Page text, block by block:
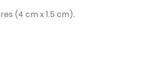
(4 cm x 1.5 cm).